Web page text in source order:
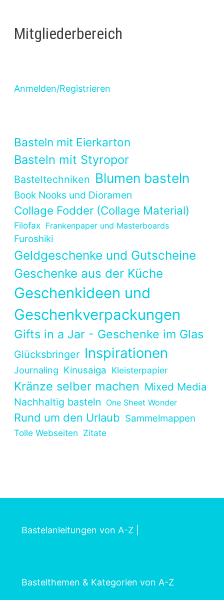
Mitgliederbereich
Anmelden/Registrieren
Basteln mit Eierkarton
Basteln mit Styropor
Basteltechniken Blumen basteln
Book Nooks und Dioramen
Collage Fodder (Collage Material)
Filofax Frankenpaper und Masterboards
Furoshiki
Geldgeschenke und Gutscheine
Geschenke aus der Küche
Geschenkideen und
Geschenkverpackungen
Gifts in a Jar - Geschenke im Glas
Glücksbringer Inspirationen
Journaling Kinusaiga Kleisterpapier
Kränze selber machen Mixed Media
Nachhaltig basteln One Sheet Wonder
Rund um den Urlaub Sammelmappen
Tolle Webseiten Zitate
Bastelanleitungen von A-Z
Bastelthemen & Kategorien von A-Z